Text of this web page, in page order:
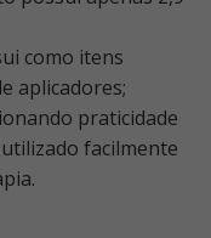
como itens
aplicadores;
praticidade
facilmente